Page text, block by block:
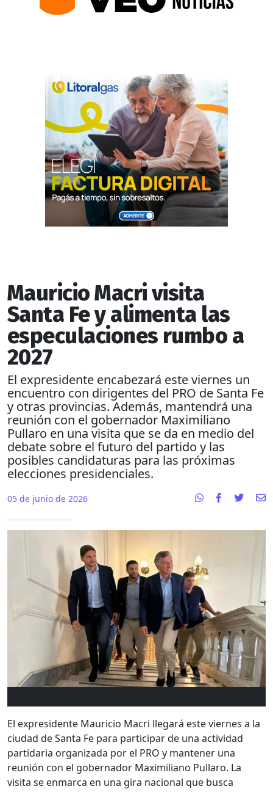
Mauricio Macri visita
Santa Fe y alimenta las
especulaciones rumbo a
2027
El expresidente encabezará este viernes un
encuentro con dirigentes del PRO de Santa Fe
y otras provincias. Además, mantendrá una
reunión con el gobernador Maximiliano
Pullaro en una visita que se da en medio del
debate sobre el futuro del partido y las
posibles candidaturas para las próximas
elecciones presidenciales.
05 de junio de 2026
El expresidente Mauricio Macri llegará este viernes a la
ciudad de Santa Fe para participar de una actividad
partidaria organizada por el PRO y mantener una
reunión con el gobernador Maximiliano Pullaro. La
visita se enmarca en una gira nacional que busca